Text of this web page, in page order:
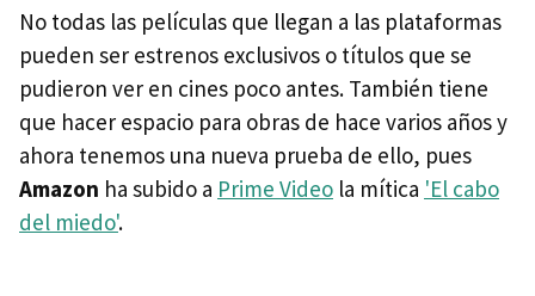
No todas las películas que llegan a las plataformas
pueden ser estrenos exclusivos o títulos que se
pudieron ver en cines poco antes. También tiene
que hacer espacio para obras de hace varios años y
ahora tenemos una nueva prueba de ello, pues
Amazon ha subido a Prime Video la mítica 'El cabo
del miedo'.